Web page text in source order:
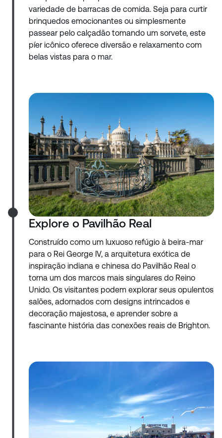
variedade de barracas de comida. Seja para curtir
brinquedos emocionantes ou simplesmente
passear pelo calçadão tomando um sorvete, este
píer icônico oferece diversão e relaxamento com
belas vistas para o mar.
Explore o Pavilhão Real
Construído como um luxuoso refúgio à beira-mar
para o Rei George IV, a arquitetura exótica de
inspiração indiana e chinesa do Pavilhão Real o
torna um dos marcos mais singulares do Reino
Unido. Os visitantes podem explorar seus opulentos
salões, adornados com designs intrincados e
decoração majestosa, e aprender sobre a
fascinante história das conexões reais de Brighton.